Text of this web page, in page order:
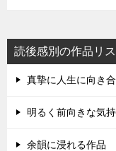
読後感別の作品リス
真摯に人生に向き
明るく前向きな気
余韻に浸れる作品